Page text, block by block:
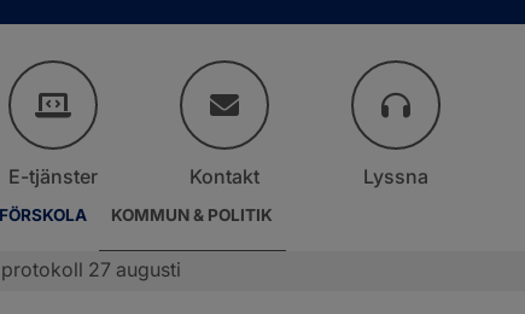
KOMMUN & POLITIK
E-tjänster Kontakt Lyssna
27 augusti